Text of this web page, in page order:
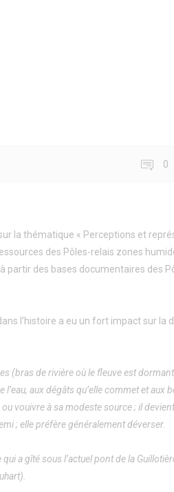
0
la thématique « Perceptions et
des Pôles-relais zones
partir des bases documentaires des
l’histoire a eu un fort impact sur la
(bras de rivière où le fleuve est
aux dégâts qu’elle commet et aux
vouivre à sa modeste source ; il
; elle préfère généralement déverser.
a gîté sous l’actuel pont de la